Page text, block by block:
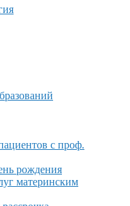
с проф.
рождения
материнским